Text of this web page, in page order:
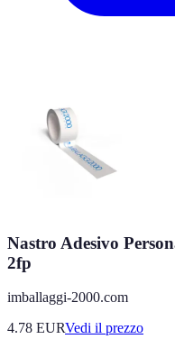
Nastro Adesivo
2fp
imballaggi-2000.com
4.78 EURVedi il prezzo